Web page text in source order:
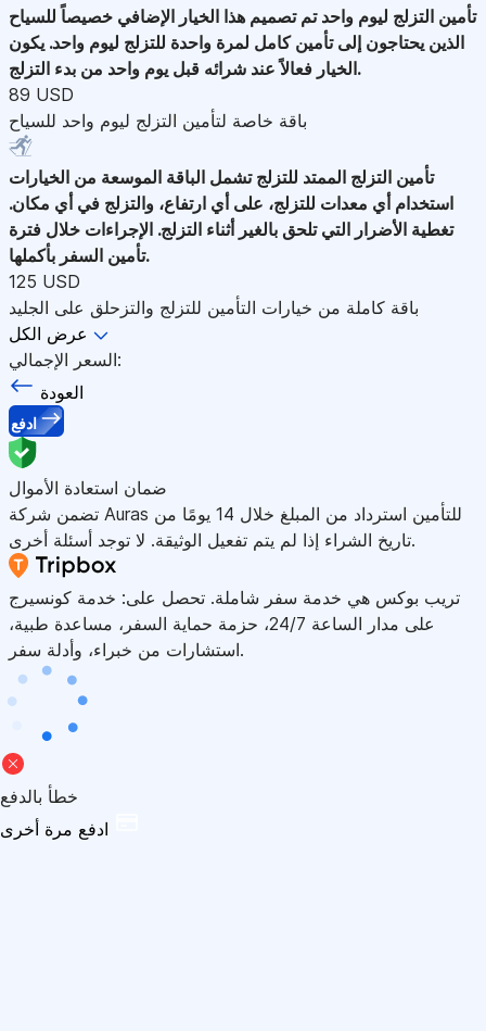
تأمين التزلج ليوم واحد تم تصميم هذا الخيار الإضافي خصيصاً للسياح
الذين يحتاجون إلى تأمين كامل لمرة واحدة للتزلج ليوم واحد. يكون
الخيار فعالاً عند شرائه قبل يوم واحد من بدء التزلج.
89 USD
باقة خاصة لتأمين التزلج ليوم واحد للسياح
تأمين التزلج الممتد للتزلج تشمل الباقة الموسعة من الخيارات
استخدام أي معدات للتزلج، على أي ارتفاع، والتزلج في أي مكان.
تغطية الأضرار التي تلحق بالغير أثناء التزلج. الإجراءات خلال فترة
تأمين السفر بأكملها.
125 USD
باقة كاملة من خيارات التأمين للتزلج والتزحلق على الجليد
عرض الكل
السعر الإجمالي:
العودة
ادفع
ضمان استعادة الأموال
تضمن شركة Auras للتأمين استرداد من المبلغ خلال 14 يومًا من
تاريخ الشراء إذا لم يتم تفعيل الوثيقة. لا توجد أسئلة أخرى.
تريب بوكس هي خدمة سفر شاملة. تحصل على: خدمة كونسيرج
على مدار الساعة 24/7، حزمة حماية السفر، مساعدة طبية،
استشارات من خبراء، وأدلة سفر.
خطأ بالدفع